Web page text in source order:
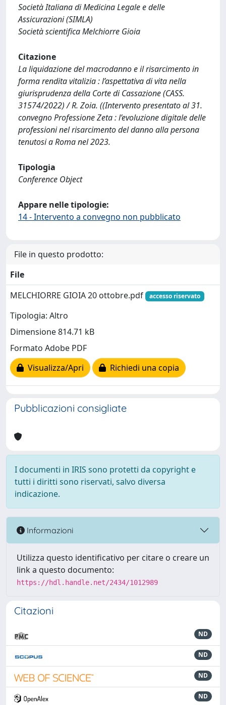
Società Italiana di Medicina Legale e delle
Assicurazioni (SIMLA)
Società scientifica Melchiorre Gioia
Citazione
La liquidazione del macrodanno e il risarcimento in
forma rendita vitalizia : l’aspettativa di vita nella
giurisprudenza della Corte di Cassazione (CASS.
31574/2022) / R. Zoia. ((Intervento presentato al 31.
convegno Professione Zeta : l’evoluzione digitale delle
professioni nel risarcimento del danno alla persona
tenutosi a Roma nel 2023.
Tipologia
Conference Object
Appare nelle tipologie:
14 - Intervento a convegno non pubblicato
File in questo prodotto:
File
MELCHIORRE GIOIA 20 ottobre.pdf
accesso riservato
Tipologia: Altro
Dimensione 814.71 kB
Formato Adobe PDF
Visualizza/Apri
Richiedi una copia
Pubblicazioni consigliate
I documenti in IRIS sono protetti da copyright e
tutti i diritti sono riservati, salvo diversa
indicazione.
Informazioni
Utilizza questo identificativo per citare o creare un
link a questo documento:
https://hdl.handle.net/2434/1012989
Citazioni
ND
ND
ND
ND